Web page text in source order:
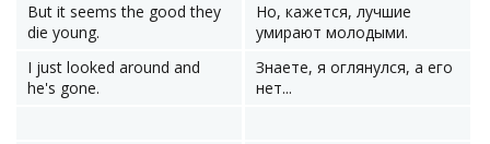
But it seems the good they
die young.
Но, кажется, лучшие
умирают молодыми.
I just looked around and
he's gone.
Знаете, я оглянулся, а его
нет...